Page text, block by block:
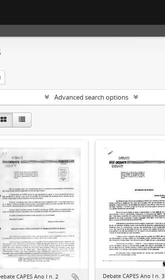
Advanced search options
CAPES Ano I n. 2 Debate CAPES Ano I n. 3